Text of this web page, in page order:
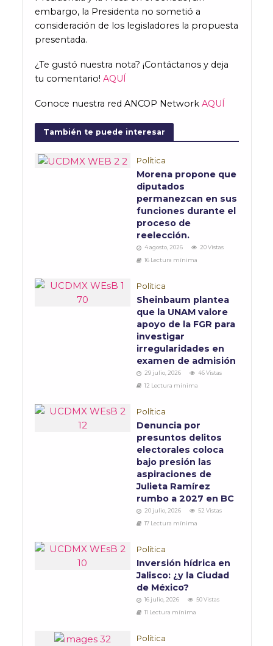
embargo, la Presidenta no sometió a
consideración de los legisladores la propuesta
presentada.
¿Te gustó nuestra nota? ¡Contáctanos y deja
tu comentario! AQUÍ
Conoce nuestra red ANCOP Network AQUÍ
También te puede interesar
Política
Morena propone que
diputados
permanezcan en sus
funciones durante el
proceso de
reelección.
4 agosto, 2026
20 Vistas
16 Lectura mínima
Política
Sheinbaum plantea
que la UNAM valore
apoyo de la FGR para
investigar
irregularidades en
examen de admisión
29 julio, 2026
46 Vistas
12 Lectura mínima
Política
Denuncia por
presuntos delitos
electorales coloca
bajo presión las
aspiraciones de
Julieta Ramírez
rumbo a 2027 en BC
20 julio, 2026
52 Vistas
17 Lectura mínima
Política
Inversión hídrica en
Jalisco: ¿y la Ciudad
de México?
16 julio, 2026
50 Vistas
11 Lectura mínima
Política